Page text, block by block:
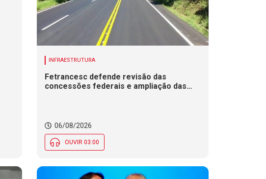
INFRAESTRUTURA
Fetrancesc defende revisão das
concessões federais e ampliação das
06/08/2026
OUVIR 03:00